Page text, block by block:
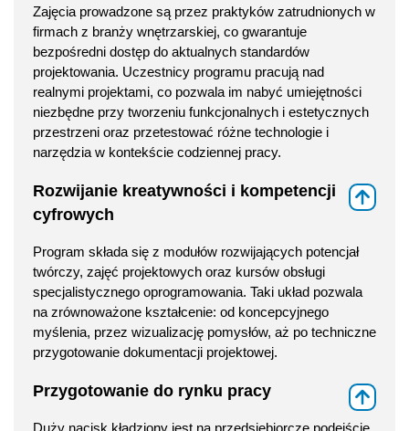
Zajęcia prowadzone są przez praktyków zatrudnionych w
firmach z branży wnętrzarskiej, co gwarantuje
bezpośredni dostęp do aktualnych standardów
projektowania. Uczestnicy programu pracują nad
realnymi projektami, co pozwala im nabyć umiejętności
niezbędne przy tworzeniu funkcjonalnych i estetycznych
przestrzeni oraz przetestować różne technologie i
narzędzia w kontekście codziennej pracy.
Rozwijanie kreatywności i kompetencji
cyfrowych
Program składa się z modułów rozwijających potencjał
twórczy, zajęć projektowych oraz kursów obsługi
specjalistycznego oprogramowania. Taki układ pozwala
na zrównoważone kształcenie: od koncepcyjnego
myślenia, przez wizualizację pomysłów, aż po techniczne
przygotowanie dokumentacji projektowej.
Przygotowanie do rynku pracy